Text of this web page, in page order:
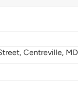
Centreville,